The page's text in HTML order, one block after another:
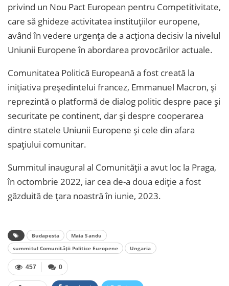
privind un Nou Pact European pentru Competitivitate,
care să ghideze activitatea instituțiilor europene,
având în vedere urgența de a acționa decisiv la nivelul
Uniunii Europene în abordarea provocărilor actuale.
Comunitatea Politică Europeană a fost creată la
inițiativa președintelui francez, Emmanuel Macron, și
reprezintă o platformă de dialog politic despre pace și
securitate pe continent, dar și despre cooperarea
dintre statele Uniunii Europene și cele din afara
spațiului comunitar.
Summitul inaugural al Comunității a avut loc la Praga,
în octombrie 2022, iar cea de-a doua ediție a fost
găzduită de țara noastră în iunie, 2023.
Budapesta
Maia Sandu
summitul Comunității Politice Europene
Ungaria
0
457